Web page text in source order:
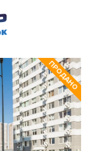
ПРОДАНО